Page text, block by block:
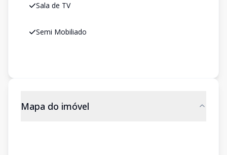
Sala de TV
Semi Mobiliado
Mapa do imóvel